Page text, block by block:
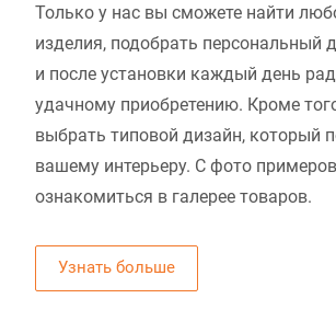
Только у нас вы сможете найти
изделия, подобрать персональный
и после установки каждый день
удачному приобретению. Кроме
выбрать типовой дизайн, который
вашему интерьеру. С фото
ознакомиться в галерее товаров.
Узнать больше